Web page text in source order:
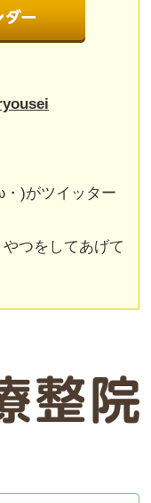
)がツイッター
つをしてあげて